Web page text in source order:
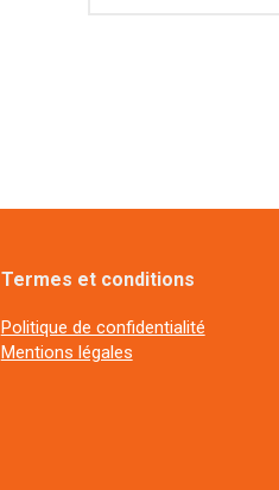
Termes et conditions
Politique de confidentialité
Mentions légales